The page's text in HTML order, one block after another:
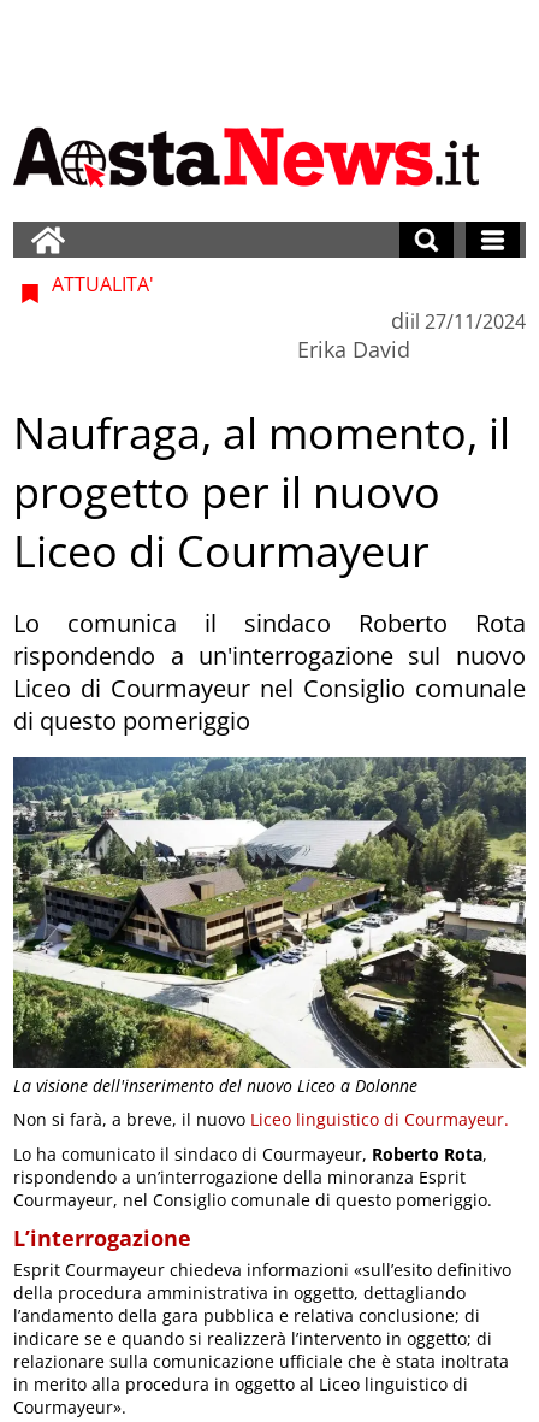
La visione dell'inserimento del nuovo Liceo a Dolonne
ATTUALITA'
di
Erika David
il 27/11/2024
Naufraga, al momento, il
progetto per il nuovo
Liceo di Courmayeur
Lo comunica il sindaco Roberto Rota
rispondendo a un'interrogazione sul nuovo
Liceo di Courmayeur nel Consiglio comunale
di questo pomeriggio
Non si farà, a breve, il nuovo Liceo linguistico di Courmayeur.
Lo ha comunicato il sindaco di Courmayeur, Roberto Rota,
rispondendo a un’interrogazione della minoranza Esprit
Courmayeur, nel Consiglio comunale di questo pomeriggio.
L’interrogazione
Esprit Courmayeur chiedeva informazioni «sull’esito definitivo
della procedura amministrativa in oggetto, dettagliando
l’andamento della gara pubblica e relativa conclusione; di
indicare se e quando si realizzerà l’intervento in oggetto; di
relazionare sulla comunicazione ufficiale che è stata inoltrata
in merito alla procedura in oggetto al Liceo linguistico di
Courmayeur».